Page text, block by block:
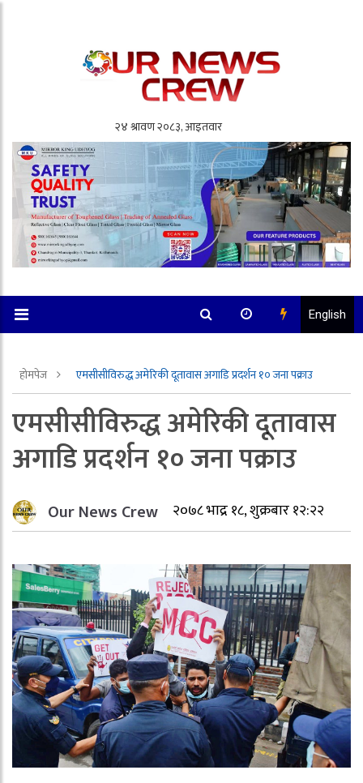
English
होमपेज एमसीसीविरुद्ध अमेरिकी दूतावास अगाडि प्रदर्शन १० जना पक्राउ
एमसीसीविरुद्ध अमेरिकी दूतावास
अगाडि प्रदर्शन १० जना पक्राउ
Our News Crew २०७८ भाद्र १८, शुक्रबार १२:२२